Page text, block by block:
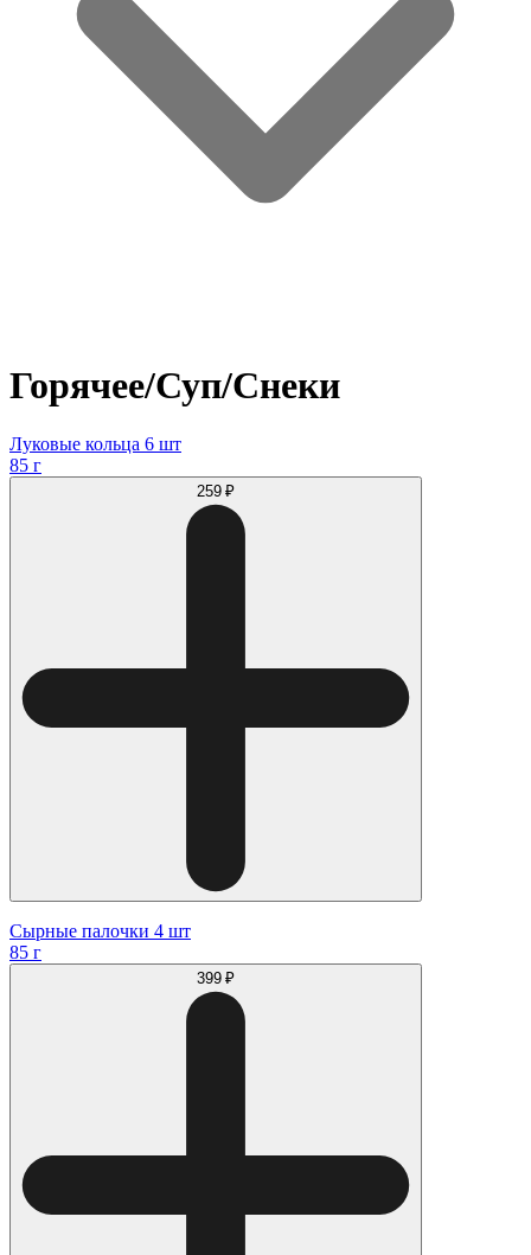
Горячее/Суп/Снеки
Луковые кольца 6 шт
85 г
259 ₽
Сырные палочки 4 шт
85 г
399 ₽